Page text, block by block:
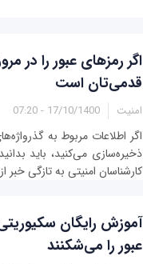
اگر رمزهای عبور را در
قدمی‌تان است
امنیت 17/10/1400 - 07:20
اگر اطلاعات مربوط به
ذخیره‌سازی می‌کنید، باید
کارشناسان امنیتی به تازگی خبر
آموزش رایگان
عبور را می‌شکنند